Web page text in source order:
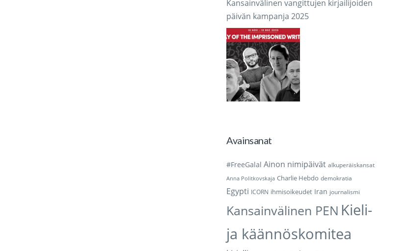
Kansainvälinen vangittujen kirjailijoiden
päivän kampanja 2025
Avainsanat
#FreeGalal Ainon nimipäivät alkuperäiskansat
Anna Politkovskaja Charlie Hebdo demokratia
Egypti ICORN ihmisoikeudet Iran journalismi
Kansainvälinen PEN Kieli-
ja käännöskomitea